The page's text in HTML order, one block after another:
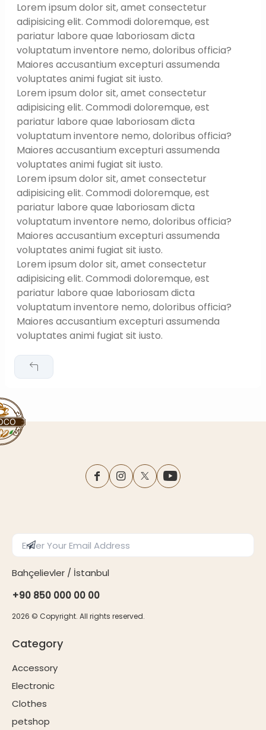
Lorem ipsum dolor sit, amet consectetur
adipisicing elit. Commodi doloremque, est
pariatur labore quae laboriosam dicta
voluptatum inventore nemo, doloribus officia?
Maiores accusantium excepturi assumenda
voluptates animi fugiat sit iusto.
Lorem ipsum dolor sit, amet consectetur
adipisicing elit. Commodi doloremque, est
pariatur labore quae laboriosam dicta
voluptatum inventore nemo, doloribus officia?
Maiores accusantium excepturi assumenda
voluptates animi fugiat sit iusto.
Lorem ipsum dolor sit, amet consectetur
adipisicing elit. Commodi doloremque, est
pariatur labore quae laboriosam dicta
voluptatum inventore nemo, doloribus officia?
Maiores accusantium excepturi assumenda
voluptates animi fugiat sit iusto.
Lorem ipsum dolor sit, amet consectetur
adipisicing elit. Commodi doloremque, est
pariatur labore quae laboriosam dicta
voluptatum inventore nemo, doloribus officia?
Maiores accusantium excepturi assumenda
voluptates animi fugiat sit iusto.
facebookinstagram
twitteryoutube
Enter Email Address
Subscribe
Bahçelievler / İstanbul
+90 850 000 00 00
2026 © Copyright. All rights reserved.
Category
Accessory
Electronic
Clothes
petshop